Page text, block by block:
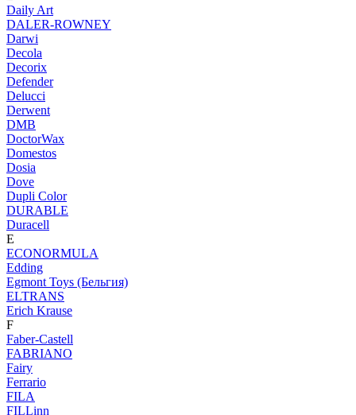
Daily Art
DALER-ROWNEY
Darwi
Decola
Decorix
Defender
Delucci
Derwent
DMB
DoctorWax
Domestos
Dosia
Dove
Dupli Color
DURABLE
Duracell
E
ECONORMULA
Edding
Egmont Toys (Бельгия)
ELTRANS
Erich Krause
F
Faber-Castell
FABRIANO
Fairy
Ferrario
FILA
FILLinn